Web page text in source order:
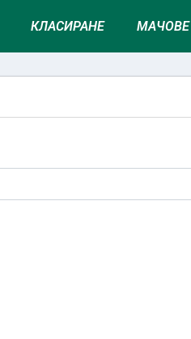
КЛАСИРАНЕ МАЧОВЕ